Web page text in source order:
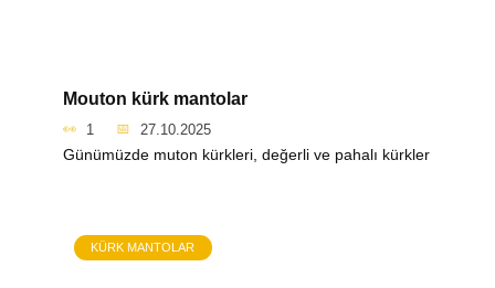
Mouton kürk mantolar
1 27.10.2025
Günümüzde muton kürkleri, değerli ve pahalı kürkler
KÜRK MANTOLAR